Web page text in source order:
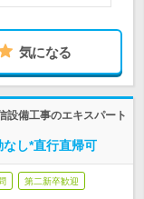
気になる
設備工事のエキスパート
なし*直行直帰可
第二新卒歓迎